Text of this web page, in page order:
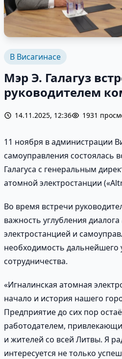
В Висагинасе
Мэр Э. Галагуз
руководителем
14.11.2025, 12:36 1931
11 ноября в администрации
самоуправления состоялась
Галагуса с генеральным
атомной электростанции
Во время встречи
важность углубления
электростанцией и
необходимость дальнейшего
сотрудничества.
«Игналинская атомная
начало и история нашего
Предприятие до сих пор
работодателем,
и жителей со всей Литвы. Я
интересуется не только